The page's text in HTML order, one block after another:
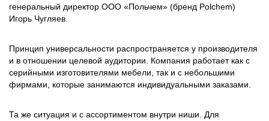
генеральный директор ООО «Польчем» (бренд Polchem)
Игорь Чугляев.
Принцип универсальности распространяется у производителя
и в отношении целевой аудитории. Компания работает как с
серийными изготовителями мебели, так и с небольшими
фирмами, которые занимаются индивидуальными заказами.
Та же ситуация и с ассортиментом внутри ниши. Для